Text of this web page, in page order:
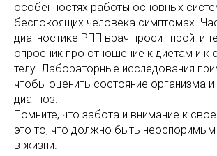
особенностях работы основных
беспокоящих человека симптомах.
диагностике РПП врач просит пройти
опросник про отношение к диетам и к
телу. Лабораторные исследования
чтобы оценить состояние организма и
диагноз.
Помните, что забота и внимание к
это то, что должно быть
в жизни.